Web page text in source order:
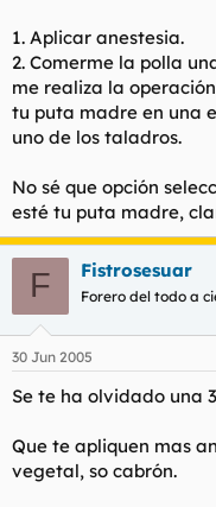
1. Aplicar anestesia.
2. Comerme la polla
me realiza la
tu puta madre en una
uno de los taladros.
No sé que opción
esté tu puta madre,
F Fistrosesuar
Forero del todo a
30 Jun 2005
Se te ha olvidado una
Que te apliquen mas
vegetal, so cabrón.